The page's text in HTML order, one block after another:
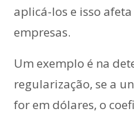
aplicá-los e isso
empresas.
Um exemplo é na
regularização, se a
for em dólares, o